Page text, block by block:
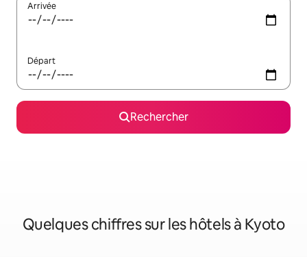
Arrivée
Départ
Rechercher
Quelques chiffres sur les hôtels à Kyoto